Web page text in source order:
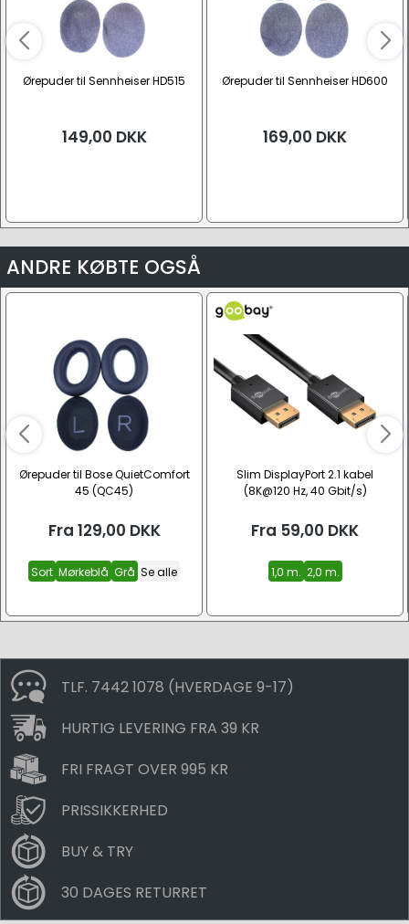
Ørepuder til Sennheiser HD515
149,00 DKK
Ørepuder til Sennheiser HD600
169,00 DKK
ANDRE KØBTE OGSÅ
Ørepuder til Bose QuietComfort
45 (QC45)
Fra 129,00 DKK
Sort Mørkeblå Grå Se alle
Slim DisplayPort 2.1 kabel
(8K@120 Hz, 40 Gbit/s)
Fra 59,00 DKK
1,0 m. 2,0 m.
TLF. 7442 1078 (HVERDAGE 9-17)
HURTIG LEVERING FRA 39 KR
FRI FRAGT OVER 995 KR
PRISSIKKERHED
BUY & TRY
30 DAGES RETURRET